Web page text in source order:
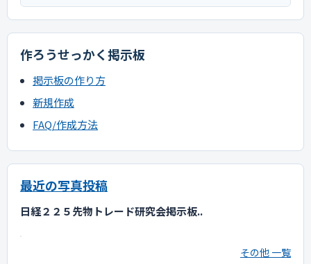
作ろうせっかく掲示板
掲示板の作り方
新規作成
FAQ/作成方法
最近の写真投稿
日経２２５先物トレード研究会掲示板..
その他 一覧